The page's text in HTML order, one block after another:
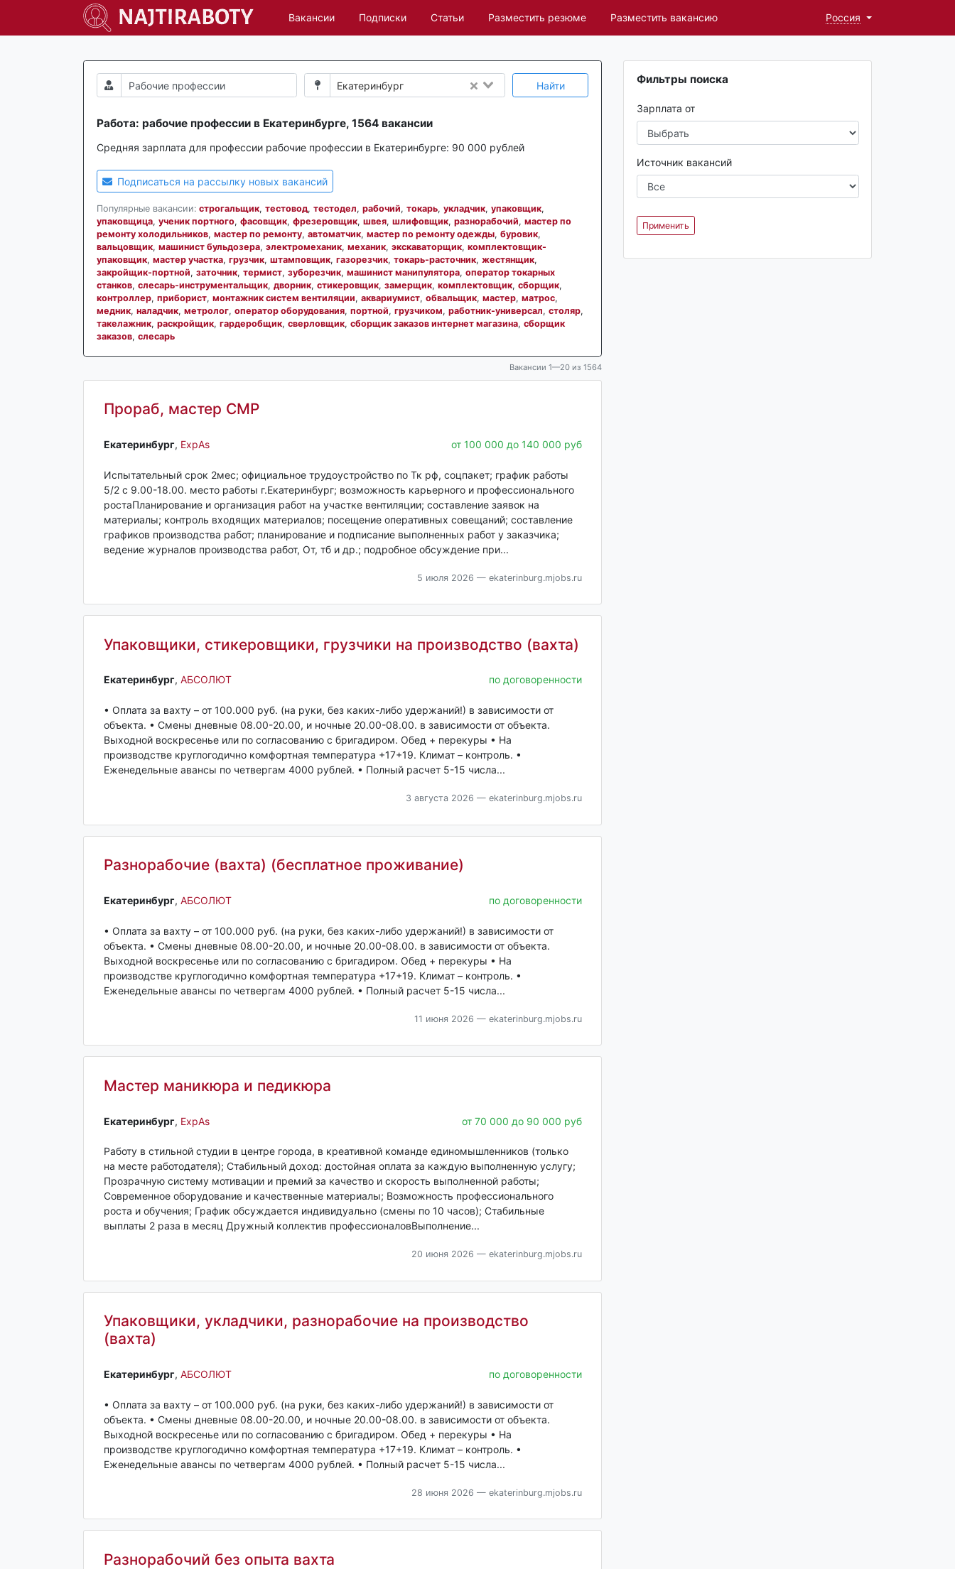
Вакансии Подписки Статьи Разместить резюме Разместить вакансию Россия
Екатеринбург Найти
Работа: рабочие профессии в Екатеринбурге, 1564 вакансии
Средняя зарплата для профессии рабочие профессии в Екатеринбурге: 90 000 рублей
Подписаться на рассылку новых вакансий
Популярные вакансии: строгальщик, тестовод, тестодел, рабочий, токарь, укладчик, упаковщик,
упаковщица, ученик портного, фасовщик, фрезеровщик, швея, шлифовщик, разнорабочий, мастер по
ремонту холодильников, мастер по ремонту, автоматчик, мастер по ремонту одежды, буровик,
вальцовщик, машинист бульдозера, электромеханик, механик, экскаваторщик, комплектовщик-
упаковщик, мастер участка, грузчик, штамповщик, газорезчик, токарь-расточник, жестянщик,
закройщик-портной, заточник, термист, зуборезчик, машинист манипулятора, оператор токарных
станков, слесарь-инструментальщик, дворник, стикеровщик, замерщик, комплектовщик, сборщик,
контроллер, приборист, монтажник систем вентиляции, аквариумист, обвальщик, мастер, матрос,
медник, наладчик, метролог, оператор оборудования, портной, грузчиком, работник-универсал, столяр,
такелажник, раскройщик, гардеробщик, сверловщик, сборщик заказов интернет магазина, сборщик
заказов, слесарь
Вакансии 1—20 из 1564
Прораб, мастер СМР
Екатеринбург‎, ExpAs от 100 000 до 140 000 руб
Испытательный срок 2мес; официальное трудоустройство по Тк рф, соцпакет; график работы
5/2 с 9.00-18.00. место работы г.Екатеринбург; возможность карьерного и профессионального
ростаПланирование и организация работ на участке вентиляции; составление заявок на
материалы; контроль входящих материалов; посещение оперативных совещаний; составление
графиков производства работ; планирование и подписание выполненных работ у заказчика;
ведение журналов производства работ, От, тб и др.; подробное обсуждение при...
5 июля 2026 — ekaterinburg.mjobs.ru
Упаковщики, стикеровщики, грузчики на производство (вахта)
Екатеринбург‎, АБСОЛЮТ по договоренности
• Оплата за вахту – от 100.000 руб. (на руки, без каких-либо удержаний!) в зависимости от
объекта. • Смены дневные 08.00-20.00, и ночные 20.00-08.00. в зависимости от объекта.
Выходной воскресенье или по согласованию с бригадиром. Обед + перекуры • На
производстве круглогодично комфортная температура +17+19. Климат – контроль. •
Еженедельные авансы по четвергам 4000 рублей. • Полный расчет 5-15 числа...
3 августа 2026 — ekaterinburg.mjobs.ru
Разнорабочие (вахта) (бесплатное проживание)
Екатеринбург‎, АБСОЛЮТ по договоренности
• Оплата за вахту – от 100.000 руб. (на руки, без каких-либо удержаний!) в зависимости от
объекта. • Смены дневные 08.00-20.00, и ночные 20.00-08.00. в зависимости от объекта.
Выходной воскресенье или по согласованию с бригадиром. Обед + перекуры • На
производстве круглогодично комфортная температура +17+19. Климат – контроль. •
Еженедельные авансы по четвергам 4000 рублей. • Полный расчет 5-15 числа...
11 июня 2026 — ekaterinburg.mjobs.ru
Мастер маникюра и педикюра
Екатеринбург‎, ExpAs от 70 000 до 90 000 руб
Работу в стильной студии в центре города, в креативной команде единомышленников (только
на месте работодателя); Стабильный доход: достойная оплата за каждую выполненную услугу;
Прозрачную систему мотивации и премий за качество и скорость выполненной работы;
Современное оборудование и качественные материалы; Возможность профессионального
роста и обучения; График обсуждается индивидуально (смены по 10 часов); Стабильные
выплаты 2 раза в месяц Дружный коллектив профессионаловВыполнение...
20 июня 2026 — ekaterinburg.mjobs.ru
Упаковщики, укладчики, разнорабочие на производство
(вахта)
Екатеринбург‎, АБСОЛЮТ по договоренности
• Оплата за вахту – от 100.000 руб. (на руки, без каких-либо удержаний!) в зависимости от
объекта. • Смены дневные 08.00-20.00, и ночные 20.00-08.00. в зависимости от объекта.
Выходной воскресенье или по согласованию с бригадиром. Обед + перекуры • На
производстве круглогодично комфортная температура +17+19. Климат – контроль. •
Еженедельные авансы по четвергам 4000 рублей. • Полный расчет 5-15 числа...
28 июня 2026 — ekaterinburg.mjobs.ru
Разнорабочий без опыта вахта
Фильтры поиска
Зарплата от
Источник вакансий
Применить